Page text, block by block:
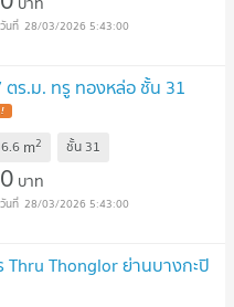
28/03/2026 5:43:00
ร.ม. ทรู ทองหล่อ ชั้น 31
!
m2 ชั้น 31
บาท
28/03/2026 5:43:00
Thonglor ย่านบางกะปิ